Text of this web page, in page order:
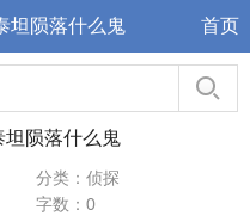
坦陨落什么鬼 首页
坦陨落什么鬼
分类：侦探
字数：0